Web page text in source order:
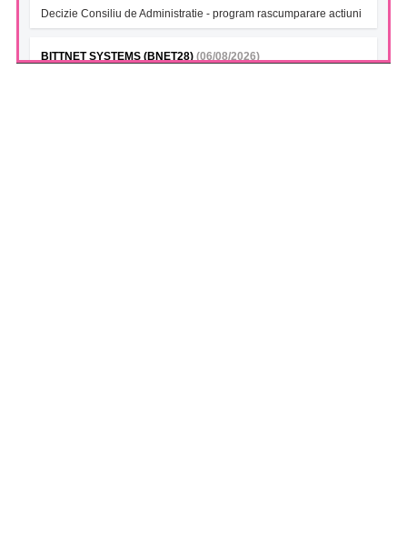
Decizie Consiliu de Administratie - program rascumparare actiuni
BITTNET SYSTEMS (BNET28) (06/08/2026)